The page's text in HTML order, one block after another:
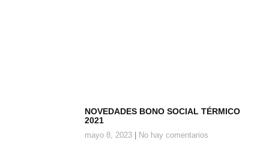
NOVEDADES BONO SOCIAL TÉRMICO
2021
mayo 8, 2023 No hay comentarios